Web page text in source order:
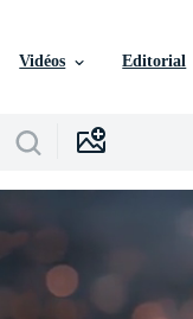
Vidéos Editorial